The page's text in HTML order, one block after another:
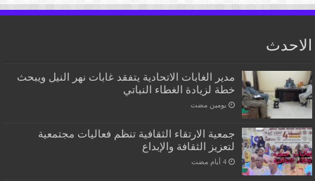
الاحدث
مدير الغابات الاتحادية يتفقد غابات نهر النيل ويبحث
خطة لزيادة الغطاء النباتي
‏يومين مضت
جمعية الارتقاء الثقافية تنظم فعاليات مجتمعية
لتعزيز الثقافة والإبداع
‏4 أيام مضت